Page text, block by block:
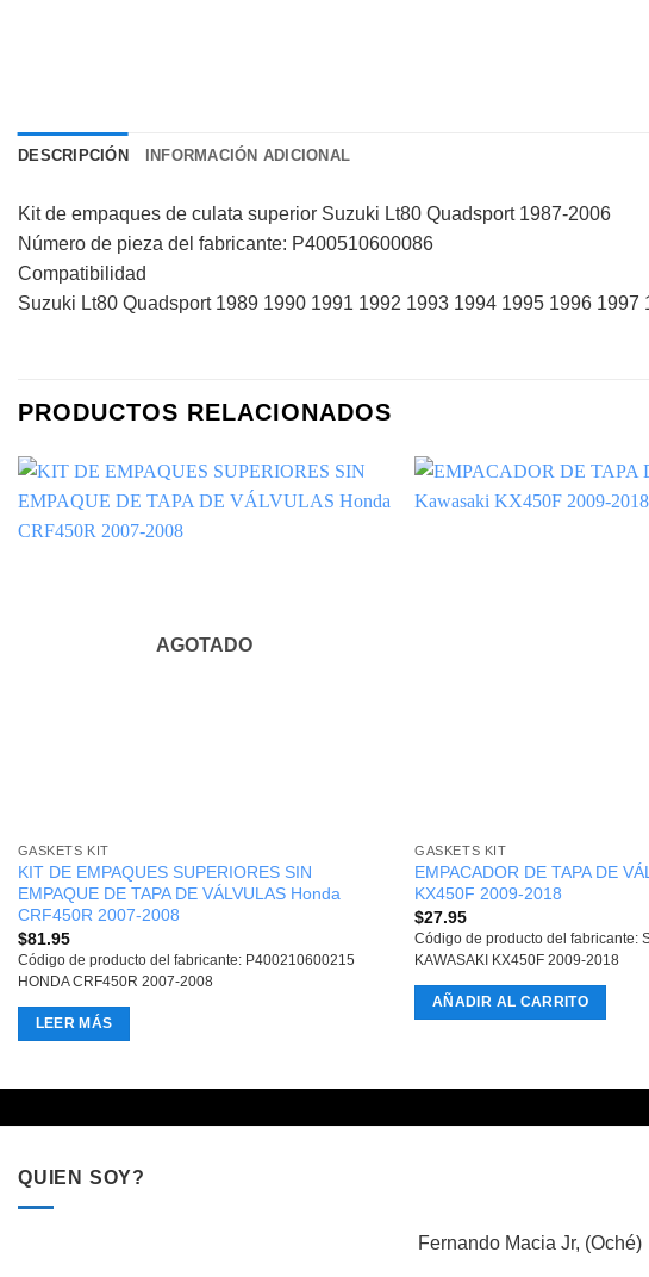
DESCRIPCIÓN INFORMACIÓN ADICIONAL
Kit de empaques de culata superior Suzuki Lt80 Quadsport 1987-2006
Número de pieza del fabricante: P400510600086
Compatibilidad
Suzuki Lt80 Quadsport 1989 1990 1991 1992 1993 1994 1995 1996
PRODUCTOS RELACIONADOS
AGOTADO
GASKETS KIT
KIT DE EMPAQUES SUPERIORES SIN
EMPAQUE DE TAPA DE VÁLVULAS Honda
CRF450R 2007-2008
$81.95
Código de producto del fabricante: P400210600215
HONDA CRF450R 2007-2008
LEER MÁS
GASKETS KIT
EMPACADOR DE TAPA DE
KX450F 2009-2018
$27.95
Código de producto del fabricante:
KAWASAKI KX450F 2009-2018
AÑADIR AL CARRITO
QUIEN SOY?
Fernando Macia Jr, (Oché)